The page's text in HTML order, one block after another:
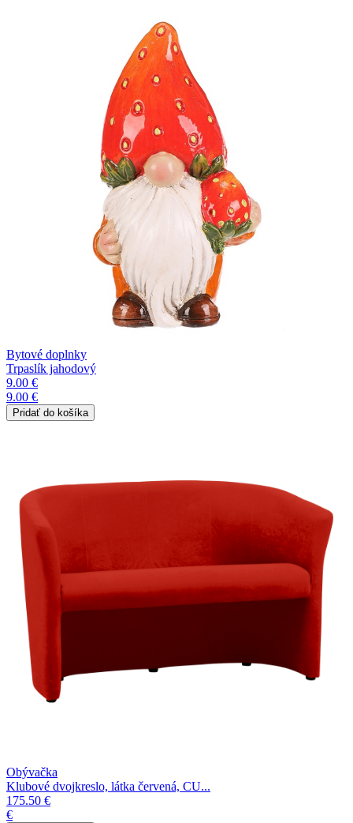
Bytové doplnky
Trpaslík jahodový
9.00 €
9.00 €
Obývačka
Klubové dvojkreslo, látka červená, CU...
175.50 €
€